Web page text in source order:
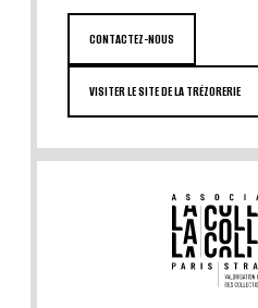
CONTACTEZ-NOUS
VISITER LE SITE DE LA TRÉZORERIE